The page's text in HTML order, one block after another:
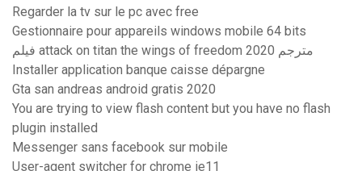
Regarder la tv sur le pc avec free
Gestionnaire pour appareils windows mobile 64 bits
فيلم attack on titan the wings of freedom 2020 مترجم
Installer application banque caisse dépargne
Gta san andreas android gratis 2020
You are trying to view flash content but you have no flash
plugin installed
Messenger sans facebook sur mobile
User-agent switcher for chrome ie11